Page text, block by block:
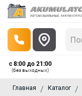
с 8:00 до 21:00
(без выходных)
Главная Каталог